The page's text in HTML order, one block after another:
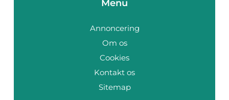
Menu
Annoncering
Om os
Cookies
Kontakt os
Sitemap